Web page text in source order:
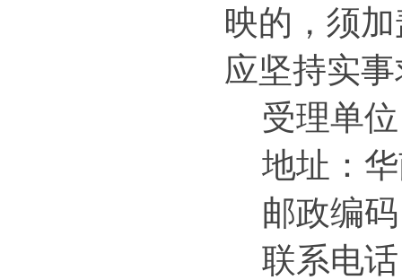
映的，须
应坚持实
受理单
地址：
邮政编
联系电话